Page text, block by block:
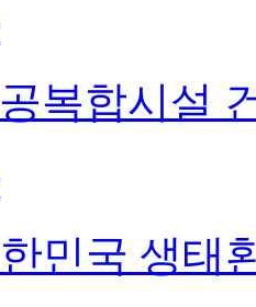
복합시설
민국 생태